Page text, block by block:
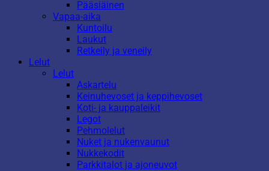
Pääsiäinen
Vapaa-aika
Kuntoilu
Laukut
Retkeily ja veneily
Lelut
Lelut
Askartelu
Keinuhevoset ja keppihevoset
Koti- ja kauppaleikit
Legot
Pehmolelut
Nuket ja nukenvaunut
Nukkekodit
Parkkitalot ja ajoneuvot